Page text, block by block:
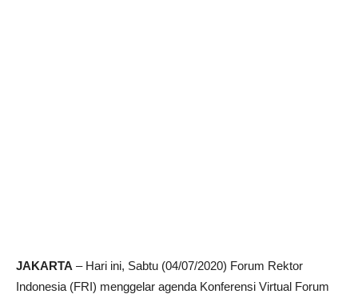
JAKARTA – Hari ini, Sabtu (04/07/2020) Forum Rektor
Indonesia (FRI) menggelar agenda Konferensi Virtual Forum